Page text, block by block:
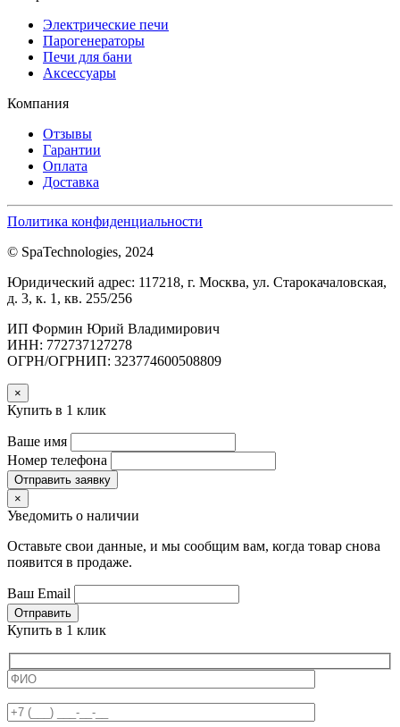
Электрические печи
Парогенераторы
Печи для бани
Аксессуары
Компания
Отзывы
Гарантии
Оплата
Доставка
Политика конфиденциальности
© SpaTechnologies, 2024
Юридический адрес: 117218, г. Москва, ул. Старокачаловская,
д. 3, к. 1, кв. 255/256
ИП Формин Юрий Владимирович
ИНН: 772737127278
ОГРН/ОГРНИП: 323774600508809
×
Купить в 1 клик
Ваше имя
Номер телефона
Отправить заявку
×
Уведомить о наличии
Оставьте свои данные, и мы сообщим вам, когда товар снова
появится в продаже.
Ваш Email
Отправить
Купить в 1 клик